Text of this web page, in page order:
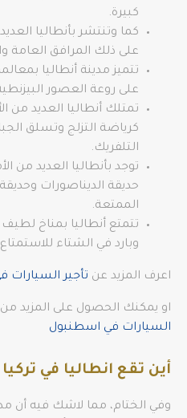
كبيرة.
كما وتنتشر بأنطاليا
على ذلك المرافق العامة
تتميز مدينة أنطاليا
على روعة العصور
تمتلك أنطاليا العديد من
كرياضة التزلج وتسلق
التلفريك.
توجد بأنطاليا العديد من
حديقة الديناصورات
الممتعة.
تتمتع أنطاليا بمناخ
وبارد في الشتاء
اعرف المزيد عن تأجير السيارات
او يمكنك الحصول على المزيد
السيارات في اسطنبول
أين تقع انطاليا في
وفي الختام، مما لاشك فيه أن